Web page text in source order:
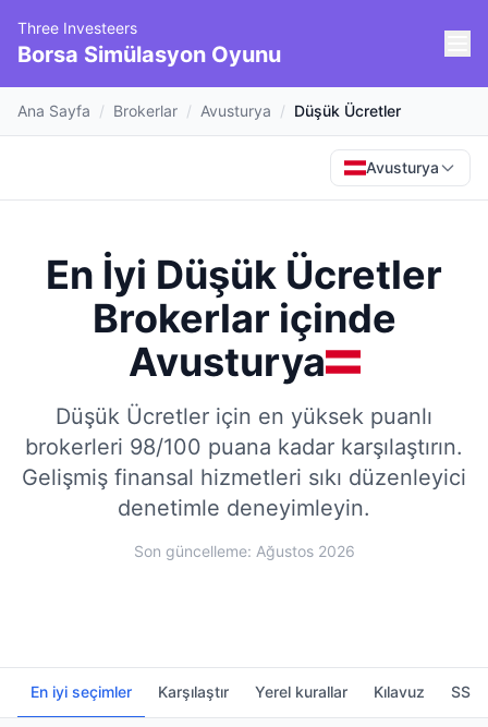
Three Investeers
Borsa Simülasyon Oyunu
Ana Sayfa / Brokerlar / Avusturya / Düşük Ücretler
Avusturya
En İyi Düşük Ücretler
Brokerlar içinde
Avusturya
Düşük Ücretler için en yüksek puanlı
brokerleri 98/100 puana kadar karşılaştırın.
Gelişmiş finansal hizmetleri sıkı düzenleyici
denetimle deneyimleyin.
Son güncelleme: Ağustos 2026
En iyi seçimler Karşılaştır Yerel kurallar Kılavuz SSS